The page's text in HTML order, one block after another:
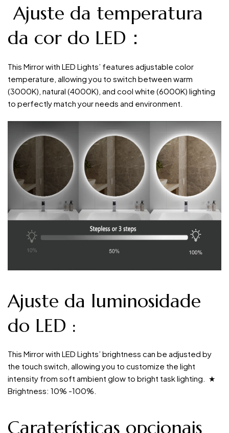
Ajuste da temperatura
da cor do LED：
This Mirror with LED Lights’ features adjustable color
temperature, allowing you to switch between warm
(3000K), natural (4000K), and cool white (6000K) lighting
to perfectly match your needs and environment.
Ajuste da luminosidade
do LED :
This Mirror with LED Lights’ brightness can be adjusted by
the touch switch, allowing you to customize the light
intensity from soft ambient glow to bright task lighting. ★
Brightness: 10% -100%.
Caraterísticas opcionais